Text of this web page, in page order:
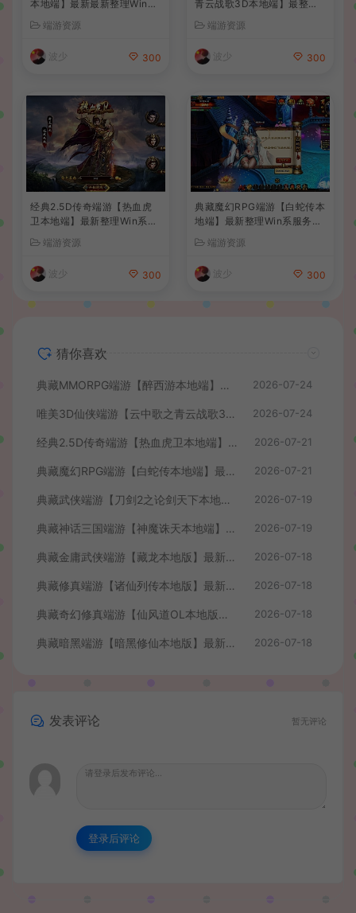
本地端】最新最新整理Win系
+详细搭建教程
端游资源
波少 300
青云战歌3D本地端】最整理
M工具+详细搭建教程
端游资源
波少 300
经典2.5D传奇端游【热血虎
卫本地端】最新整理Win系服
程
端游资源
波少 300
典藏魔幻RPG端游【白蛇传本
地端】最新整理Win系服务端
建教程
端游资源
波少 300
猜你喜欢
典藏MMORPG端游【醉西游本地端】最新最新整理Win系服务端+PC客户端+GM后台+详细搭建教程 2026-07-24
唯美3D仙侠端游【云中歌之青云战歌3D本地端】最整理Win系服务端+PC客户端+GM工具+详细搭建教程 2026-07-24
经典2.5D传奇端游【热血虎卫本地端】最新整理Win系服务端+PC客户端+详细搭建教程 2026-07-21
典藏魔幻RPG端游【白蛇传本地端】最新整理Win系服务端+PC客户端+GM工具+详细搭建教程 2026-07-21
典藏武侠端游【刀剑2之论剑天下本地端】最新整理Win系服务端+PC客户端+GM工具+详细搭建教程 2026-07-19
典藏神话三国端游【神魔诛天本地端】最新整理Win系服务端+PC客户端+货币修改教程+详细搭建教程 2026-07-19
典藏金庸武侠端游【藏龙本地版】最新整理Win系服务端+PC客户端+GM工具+详细搭建教程 2026-07-18
典藏修真端游【诸仙列传本地版】最新整理Win系服务端+PC客户端+GM工具+详细搭建教程 2026-07-18
典藏奇幻修真端游【仙风道OL本地版】最新整理Win系服务端+PC客户端+GM工具+详细搭建教程 2026-07-18
典藏暗黑端游【暗黑修仙本地版】最新整理Win系服务端+PC客户端+GM工具+详细搭建教程 2026-07-18
发表评论 暂无评论
登录后评论